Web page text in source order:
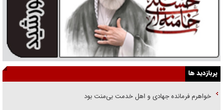
پربازدید ها
خواهرم فرمانده جهادی و اهل خدمت بی‌منت بود